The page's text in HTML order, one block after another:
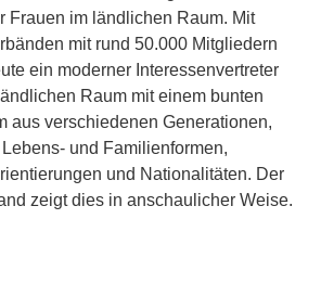
Frauen im ländlichen Raum. Mit
mit rund 50.000 Mitgliedern
ein moderner Interessenvertreter
Raum mit einem bunten
aus verschiedenen Generationen,
und Familienformen,
und Nationalitäten. Der
zeigt dies in anschaulicher Weise.